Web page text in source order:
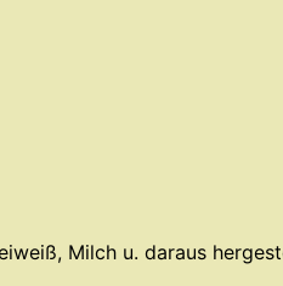
Milch u. daraus